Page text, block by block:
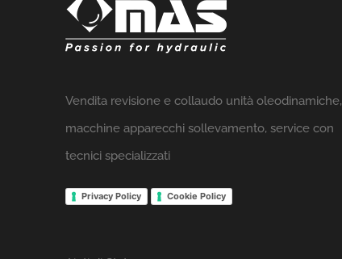
Vendita revisione e collaudo unità oleodinamiche,
macchine apparecchi sollevamento, service con
tecnici specializzati
Privacy Policy Cookie Policy